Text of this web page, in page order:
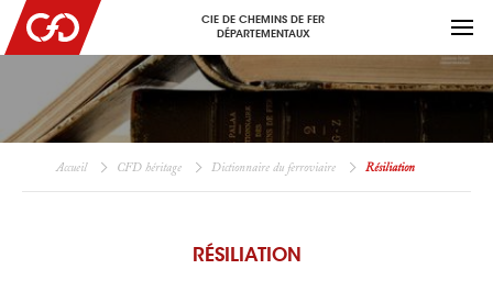
CIE DE CHEMINS DE FER
DÉPARTEMENTAUX
Accueil CFD héritage Dictionnaire du ferroviaire Résiliation
RÉSILIATION